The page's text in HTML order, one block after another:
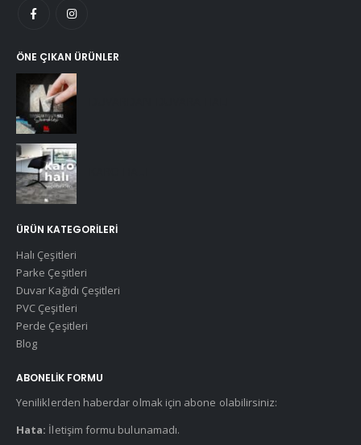
ÖNE ÇIKAN ÜRÜNLER
ÜRÜN KATEGORILERI
Halı Çeşitleri
Parke Çeşitleri
Duvar Kağıdı Çeşitleri
PVC Çeşitleri
Perde Çeşitleri
Blog
ABONELIK FORMU
Yeniliklerden haberdar olmak için abone olabilirsiniz:
Hata: İletişim formu bulunamadı.